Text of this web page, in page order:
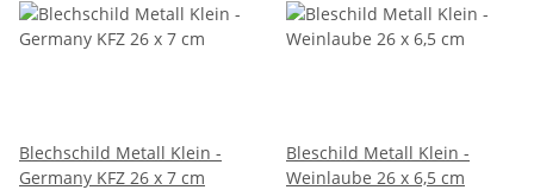
Blechschild Metall Klein -
Germany KFZ 26 x 7 cm
Bleschild Metall Klein -
Weinlaube 26 x 6,5 cm